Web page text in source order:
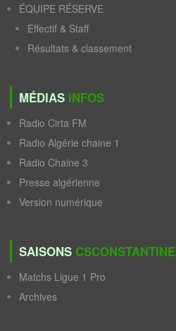
ÉQUIPE RÉSERVE
Effectif & Staff
Résultats & classement
MÉDIAS INFOS
Radio Cirta FM
Radio Algérie chaine 1
Radio Chaine 3
Presse algérienne
Version numérique
SAISONS CSCONSTANTINE
Matchs Ligue 1 Pro
Archives